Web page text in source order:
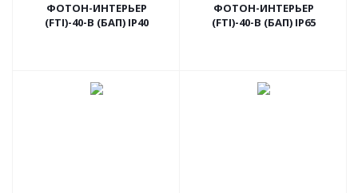
ФОТОН-ИНТЕРЬЕР
(FTI)-40-B (БАП) IP40
ФОТОН-ИНТЕРЬЕР
(FTI)-40-B (БАП) IP65